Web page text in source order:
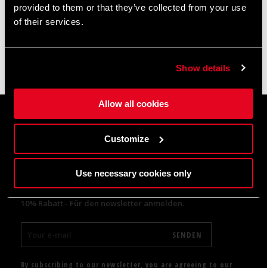
provided to them or that they’ve collected from your use
of their services.
Show details
Allow all cookies
Customize
Use necessary cookies only
Fahrerunterstützung
Deutsch
10% Rabatt - Für den newsletter anmelden.
By subscribing to our newsletter, you are agreeing to our
Unser Büro und unser Lager bleiben vom8. bis 17. August
aufgrund der Sommerpause geschlossen.